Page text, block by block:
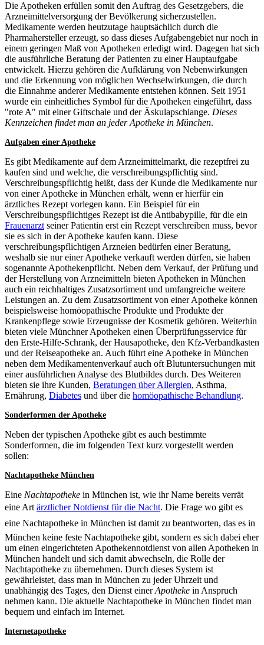
Die Apotheken erfüllen somit den Auftrag des Gesetzgebers, die
Arzneimittelversorgung der Bevölkerung sicherzustellen.
Medikamente werden heutzutage hauptsächlich durch die
Pharmahersteller erzeugt, so dass dieses Aufgabengebiet nur noch in
einem geringen Maß von Apotheken erledigt wird. Dagegen hat sich
die ausführliche Beratung der Patienten zu einer Hauptaufgabe
entwickelt. Hierzu gehören die Aufklärung von Nebenwirkungen
und die Erkennung von möglichen Wechselwirkungen, die durch
die Einnahme anderer Medikamente entstehen können. Seit 1951
wurde ein einheitliches Symbol für die Apotheken eingeführt, dass
"rote A" mit einer Giftschale und der Äskulapschlange. Dieses
Kennzeichen findet man an jeder Apotheke in München.
Aufgaben einer Apotheke
Es gibt Medikamente auf dem Arzneimittelmarkt, die rezeptfrei zu
kaufen sind und welche, die verschreibungspflichtig sind.
Verschreibungspflichtig heißt, dass der Kunde die Medikamente nur
von einer Apotheke in München erhält, wenn er hierfür ein
ärztliches Rezept vorlegen kann. Ein Beispiel für ein
Verschreibungspflichtiges Rezept ist die Antibabypille, für die ein
Frauenarzt seiner Patientin erst ein Rezept verschreiben muss, bevor
sie es sich in der Apotheke kaufen kann. Diese
verschreibungspflichtigen Arzneien bedürfen einer Beratung,
weshalb sie nur einer Apotheke verkauft werden dürfen, sie haben
sogenannte Apothekenpflicht. Neben dem Verkauf, der Prüfung und
der Herstellung von Arzneimitteln bieten Apotheken in München
auch ein reichhaltiges Zusatzsortiment und umfangreiche weitere
Leistungen an. Zu dem Zusatzsortiment von einer Apotheke können
beispielsweise homöopathische Produkte und Produkte der
Krankenpflege sowie Erzeugnisse der Kosmetik gehören. Weiterhin
bieten viele Münchner Apotheken einen Überprüfungsservice für
den Erste-Hilfe-Schrank, der Hausapotheke, den Kfz-Verbandkasten
und der Reiseapotheke an. Auch führt eine Apotheke in München
neben dem Medikamentenverkauf auch oft Blutuntersuchungen mit
einer ausführlichen Analyse des Blutbildes durch. Des Weiteren
bieten sie ihre Kunden, Beratungen über Allergien, Asthma,
Ernährung, Diabetes und über die homöopathische Behandlung.
Sonderformen der Apotheke
Neben der typischen Apotheke gibt es auch bestimmte
Sonderformen, die im folgenden Text kurz vorgestellt werden
sollen:
Nachtapotheke München
Eine Nachtapotheke in München ist, wie ihr Name bereits verrät
eine Art ärztlicher Notdienst für die Nacht. Die Frage wo gibt es
eine Nachtapotheke in München ist damit zu beantworten, das es in
München keine feste Nachtapotheke gibt, sondern es sich dabei eher
um einen eingerichteten Apothekennotdienst von allen Apotheken in
München handelt und sich damit abwechseln, die Rolle der
Nachtapotheke zu übernehmen. Durch dieses System ist
gewährleistet, dass man in München zu jeder Uhrzeit und
unabhängig des Tages, den Dienst einerApotheke in Anspruch
nehmen kann. Die aktuelle Nachtapotheke in München findet man
bequem und einfach im Internet.
Internetapotheke